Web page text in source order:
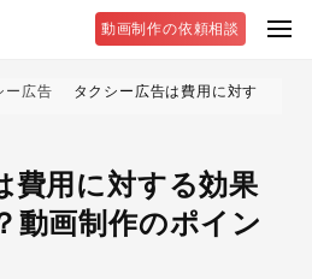
動画制作の依頼相談
ー広告 タクシー広告は費用に対する効
費用に対する効果
動画制作のポイン